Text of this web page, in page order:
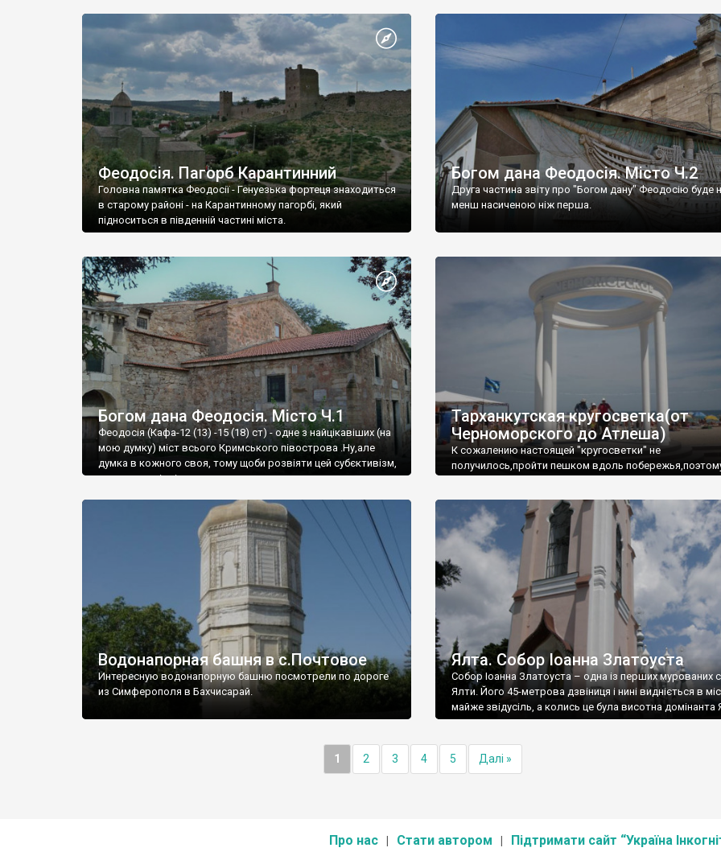
Феодосія. Пагорб Карантинний
Головна памятка Феодосії - Генуезька фортеця знаходиться
в старому районі - на Карантинному пагорбі, який
підноситься в південній частині міста.
Богом дана Феодосія. Місто Ч.2
Друга частина звіту про "Богом дану" Феодосію буде
менш насиченою ніж перша.
Богом дана Феодосія. Місто Ч.1
Феодосія (Кафа-12 (13) -15 (18) ст) - одне з найцікавіших (на
мою думку) міст всього Кримського півострова .Ну,але
думка в кожного своя, тому щоби розвіяти цей субєктивізм,
запрошую відвідати це
Тарханкутская кругосветка(от
Черноморского до Атлеша)
К сожалению настоящей "кругосветки" не
получилось,пройти пешком вдоль
Водонапорная башня в с.Почтовое
Интересную водонапорную башню посмотрели по дороге
из Симферополя в Бахчисарай.
Ялта. Собор Іоанна Златоуста
Собор Іоанна Златоуста – одна із перших мурованих
Ялти. Його 45-метрова дзвіниця і нині видніється в
майже звідусіль, а колись це була висотна домінанта
1 2 3 4 5 Далі »
Про нас Стати автором Підтримати сайт “Україна